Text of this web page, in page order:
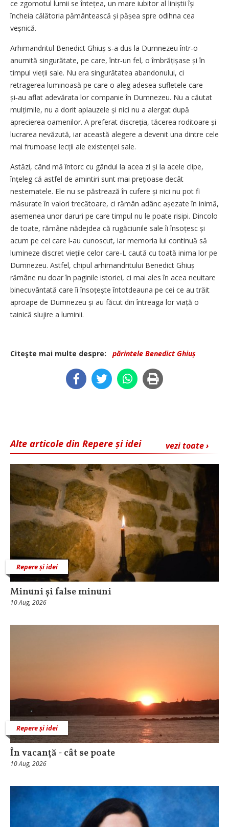
ce zgomotul lumii se întețea, un mare iubitor al liniștii își
încheia călătoria pământească și pășea spre odihna cea
veșnică.
Arhimandritul Benedict Ghiuș s‑a dus la Dumnezeu într‑o
anumită singurătate, pe care, într‑un fel, o îmbrățișase și în
timpul vieții sale. Nu era singurătatea abandonului, ci
retragerea luminoasă pe care o aleg adesea sufletele care
și‑au aflat adevărata lor companie în Dumnezeu. Nu a căutat
mulțimile, nu a dorit aplauzele și nici nu a alergat după
aprecierea oamenilor. A preferat discreția, tăcerea roditoare și
lucrarea nevăzută, iar această alegere a devenit una dintre cele
mai frumoase lecții ale existenței sale.
Astăzi, când mă întorc cu gândul la acea zi și la acele clipe,
înțeleg că astfel de amintiri sunt mai prețioase decât
nestematele. Ele nu se păstrează în cufere și nici nu pot fi
măsurate în valori trecătoare, ci rămân adânc așezate în inimă,
asemenea unor daruri pe care timpul nu le poate risipi. Dincolo
de toate, rămâne nădejdea că rugăciunile sale îi însoțesc și
acum pe cei care l‑au cunoscut, iar memoria lui continuă să
lumineze discret viețile celor care‑L caută cu toată inima lor pe
Dumnezeu. Astfel, chipul arhimandritului Benedict Ghiuș
rămâne nu doar în paginile istoriei, ci mai ales în acea neuitare
binecuvântată care îi însoțește întotdeauna pe cei ce au trăit
aproape de Dumnezeu și au făcut din întreaga lor viață o
tainică slujire a luminii.
Citeşte mai multe despre: părintele Benedict Ghiuș
vezi toate ›
Alte articole din Repere și idei
Repere și idei
Minuni și false minuni
10 Aug, 2026
Repere și idei
În vacanță - cât se poate
10 Aug, 2026